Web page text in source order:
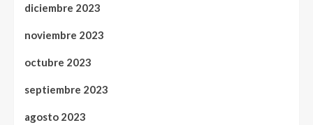
diciembre 2023
noviembre 2023
octubre 2023
septiembre 2023
agosto 2023